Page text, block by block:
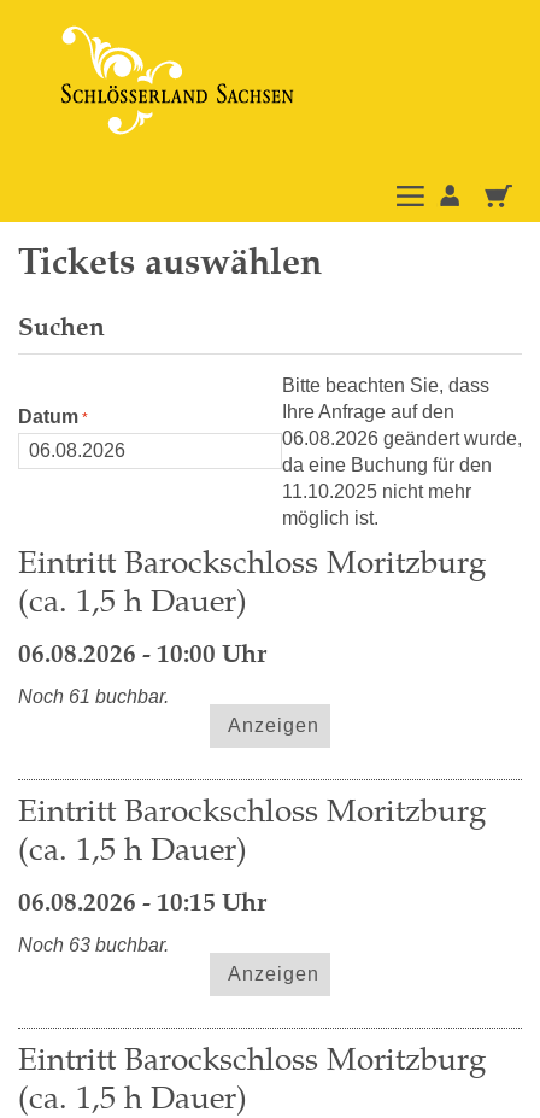
Tickets auswählen
Suchen
Datum
Bitte beachten Sie, dass
Ihre Anfrage auf den
06.08.2026 geändert wurde,
da eine Buchung für den
11.10.2025 nicht mehr
möglich ist.
Eintritt Barockschloss Moritzburg
(ca. 1,5 h Dauer)
06.08.2026 - 10:00 Uhr
Noch 61 buchbar.
Anzeigen
Eintritt Barockschloss Moritzburg
(ca. 1,5 h Dauer)
06.08.2026 - 10:15 Uhr
Noch 63 buchbar.
Anzeigen
Eintritt Barockschloss Moritzburg
(ca. 1,5 h Dauer)